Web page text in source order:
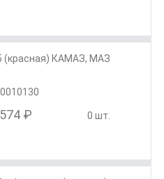
(красная) КАМАЗ, МАЗ
574 ₽ 0 шт.